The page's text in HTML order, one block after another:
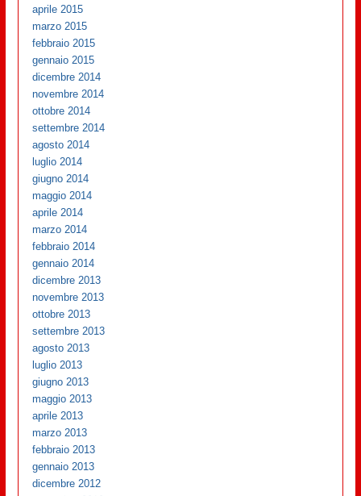
aprile 2015
marzo 2015
febbraio 2015
gennaio 2015
dicembre 2014
novembre 2014
ottobre 2014
settembre 2014
agosto 2014
luglio 2014
giugno 2014
maggio 2014
aprile 2014
marzo 2014
febbraio 2014
gennaio 2014
dicembre 2013
novembre 2013
ottobre 2013
settembre 2013
agosto 2013
luglio 2013
giugno 2013
maggio 2013
aprile 2013
marzo 2013
febbraio 2013
gennaio 2013
dicembre 2012